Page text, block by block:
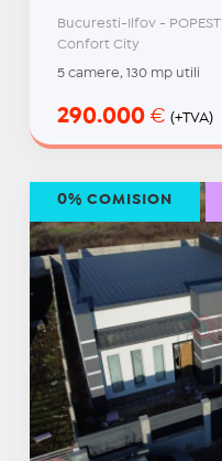
Bucuresti-Ilfov -
Confort City
5 camere, 130 mp utili
290.000 € (+TVA)
0% COMISION